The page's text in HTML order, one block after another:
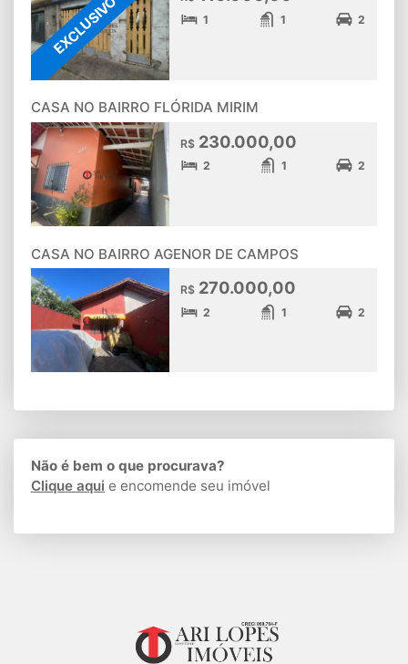
EXCLUSIVO 1 1 2
CASA NO BAIRRO FLÓRIDA MIRIM
R$ 230.000,00
2 1 2
CASA NO BAIRRO AGENOR DE CAMPOS
R$ 270.000,00
2 1 2
Não é bem o que procurava?
Clique aqui e encomende seu imóvel